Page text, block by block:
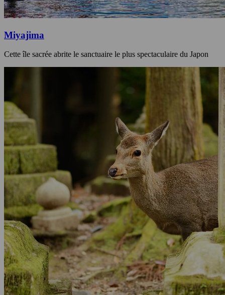
Miyajima
Cette île sacrée abrite le sanctuaire le plus spectaculaire du Japon